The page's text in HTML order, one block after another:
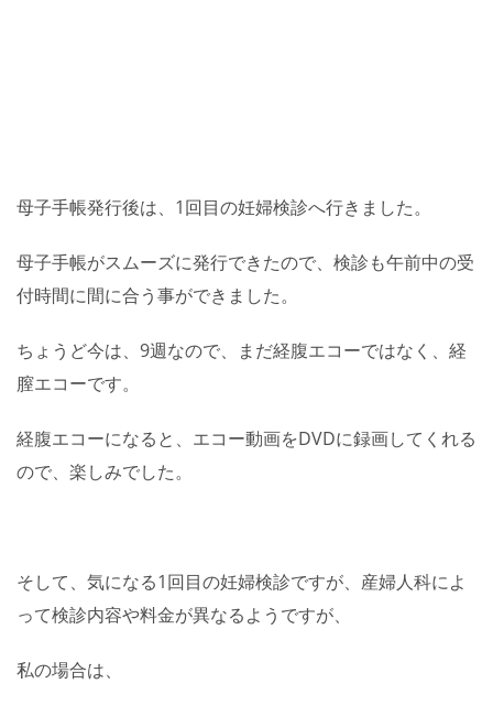
母子手帳発行後は、1回目の妊婦検診へ行きました。
母子手帳がスムーズに発行できたので、検診も午前中の受
付時間に間に合う事ができました。
ちょうど今は、9週なので、まだ経腹エコーではなく、経
膣エコーです。
経腹エコーになると、エコー動画をDVDに録画してくれる
ので、楽しみでした。
そして、気になる1回目の妊婦検診ですが、産婦人科によ
って検診内容や料金が異なるようですが、
私の場合は、